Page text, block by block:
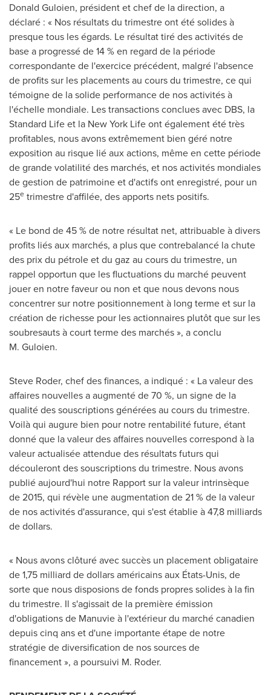
Donald Guloien, président et chef de la direction, a
déclaré : « Nos résultats du trimestre ont été solides à
presque tous les égards. Le résultat tiré des activités de
base a progressé de 14 % en regard de la période
correspondante de l'exercice précédent, malgré l'absence
de profits sur les placements au cours du trimestre, ce qui
témoigne de la solide performance de nos activités à
l'échelle mondiale. Les transactions conclues avec DBS, la
Standard Life et la New York Life ont également été très
profitables, nous avons extrêmement bien géré notre
exposition au risque lié aux actions, même en cette période
de grande volatilité des marchés, et nos activités mondiales
de gestion de patrimoine et d'actifs ont enregistré, pour un
25e trimestre d'affilée, des apports nets positifs.
« Le bond de 45 % de notre résultat net, attribuable à divers
profits liés aux marchés, a plus que contrebalancé la chute
des prix du pétrole et du gaz au cours du trimestre, un
rappel opportun que les fluctuations du marché peuvent
jouer en notre faveur ou non et que nous devons nous
concentrer sur notre positionnement à long terme et sur la
création de richesse pour les actionnaires plutôt que sur les
soubresauts à court terme des marchés », a conclu
M. Guloien.
Steve Roder, chef des finances, a indiqué : « La valeur des
affaires nouvelles a augmenté de 70 %, un signe de la
qualité des souscriptions générées au cours du trimestre.
Voilà qui augure bien pour notre rentabilité future, étant
donné que la valeur des affaires nouvelles correspond à la
valeur actualisée attendue des résultats futurs qui
découleront des souscriptions du trimestre. Nous avons
publié aujourd'hui notre Rapport sur la valeur intrinsèque
de 2015, qui révèle une augmentation de 21 % de la valeur
de nos activités d'assurance, qui s'est établie à 47,8 milliards
de dollars.
« Nous avons clôturé avec succès un placement obligataire
de 1,75 milliard de dollars américains aux États-Unis, de
sorte que nous disposions de fonds propres solides à la fin
du trimestre. Il s'agissait de la première émission
d'obligations de Manuvie à l'extérieur du marché canadien
depuis cinq ans et d'une importante étape de notre
stratégie de diversification de nos sources de
financement », a poursuivi M. Roder.